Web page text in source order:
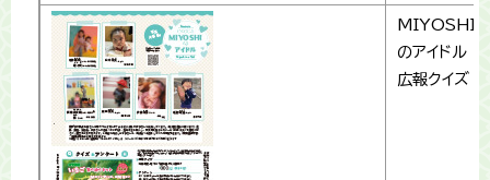
MIYOSHI
のアイドル
広報クイズ